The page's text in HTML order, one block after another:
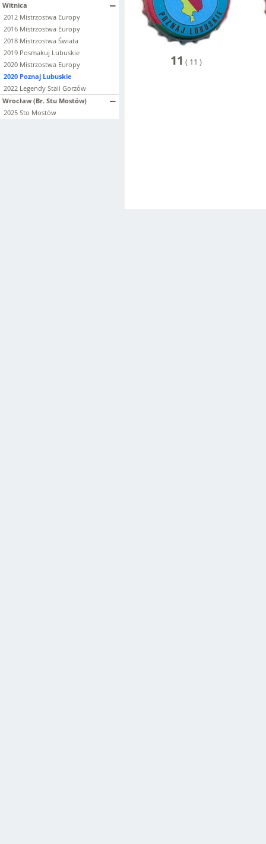
Witnica
2012 Mistrzostwa Europy
2016 Mistrzostwa Europy
2018 Mistrzostwa Świata
2019 Posmakuj Lubuskie
2020 Mistrzostwa Europy
2020 Poznaj Lubuskie
2022 Legendy Stali Gorzów
Wrocław (Br. Stu Mostów)
2025 Sto Mostów
11 ( 11 )